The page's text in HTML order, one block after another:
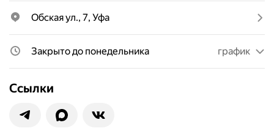
Обская ул., 7, Уфа
Закрыто до понедельника график
Ссылки